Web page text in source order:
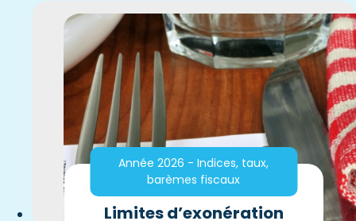
Année 2026 - Indices, taux,
barèmes fiscaux
Limites d’exonération